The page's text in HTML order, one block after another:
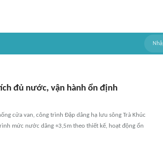
đủ nước, vận hành ổn định
cửa van, công trình Đập dâng hạ lưu sông Trà Khúc
mức nước dâng +3,5m theo thiết kế, hoạt động ổn